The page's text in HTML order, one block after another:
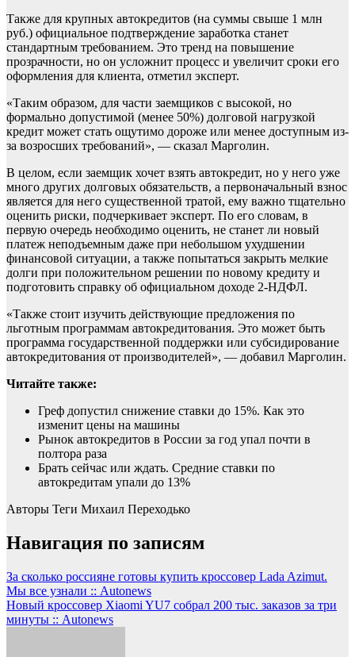
Также для крупных автокредитов (на суммы свыше 1 млн
руб.) официальное подтверждение заработка станет
стандартным требованием. Это тренд на повышение
прозрачности, но он усложнит процесс и увеличит сроки его
оформления для клиента, отметил эксперт.
«Таким образом, для части заемщиков с высокой, но
формально допустимой (менее 50%) долговой нагрузкой
кредит может стать ощутимо дороже или менее доступным из-
за возросших требований», — сказал Марголин.
В целом, если заемщик хочет взять автокредит, но у него уже
много других долговых обязательств, а первоначальный взнос
является для него существенной тратой, ему важно тщательно
оценить риски, подчеркивает эксперт. По его словам, в
первую очередь необходимо оценить, не станет ли новый
платеж неподъемным даже при небольшом ухудшении
финансовой ситуации, а также попытаться закрыть мелкие
долги при положительном решении по новому кредиту и
подготовить справку об официальном доходе 2-НДФЛ.
«Также стоит изучить действующие предложения по
льготным программам автокредитования. Это может быть
программа государственной поддержки или субсидирование
автокредитования от производителей», — добавил Марголин.
Читайте также:
Греф допустил снижение ставки до 15%. Как это
изменит цены на машины
Рынок автокредитов в России за год упал почти в
полтора раза
Брать сейчас или ждать. Средние ставки по
автокредитам упали до 13%
Авторы Теги Михаил Переходько
Навигация по записям
За сколько россияне готовы купить кроссовер Lada Azimut.
Мы все узнали :: Autonews
Новый кроссовер Xiaomi YU7 собрал 200 тыс. заказов за три
минуты :: Autonews